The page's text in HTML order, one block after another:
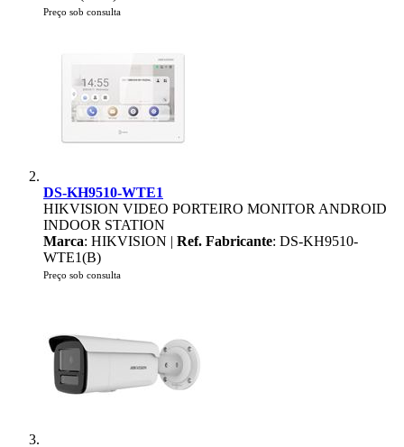
Preço sob consulta
DS-KH9510-WTE1
HIKVISION VIDEO PORTEIRO MONITOR ANDROID
INDOOR STATION
Marca: HIKVISION | Ref. Fabricante: DS-KH9510-
WTE1(B)
Preço sob consulta